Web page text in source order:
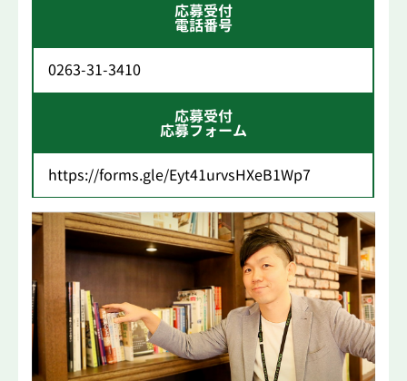
応募受付
電話番号
0263-31-3410
応募受付
応募フォーム
https://forms.gle/Eyt41urvsHXeB1Wp7